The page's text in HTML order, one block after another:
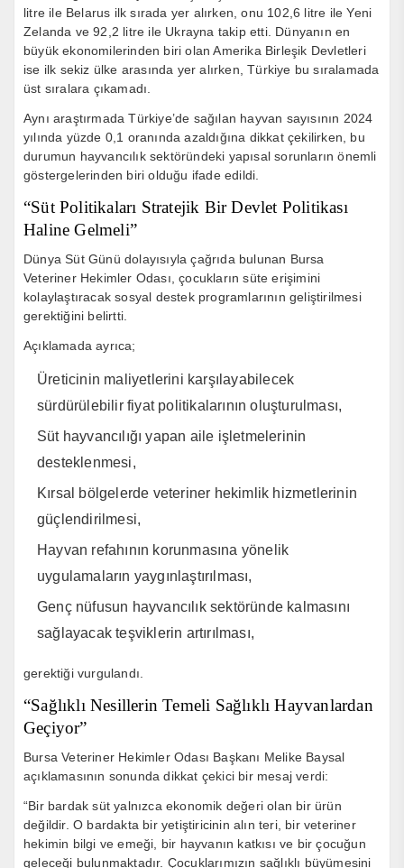
litre ile Belarus ilk sırada yer alırken, onu 102,6 litre ile Yeni
Zelanda ve 92,2 litre ile Ukrayna takip etti. Dünyanın en
büyük ekonomilerinden biri olan Amerika Birleşik Devletleri
ise ilk sekiz ülke arasında yer alırken, Türkiye bu sıralamada
üst sıralara çıkamadı.
Aynı araştırmada Türkiye’de sağılan hayvan sayısının 2024
yılında yüzde 0,1 oranında azaldığına dikkat çekilirken, bu
durumun hayvancılık sektöründeki yapısal sorunların önemli
göstergelerinden biri olduğu ifade edildi.
“Süt Politikaları Stratejik Bir Devlet Politikası
Haline Gelmeli”
Dünya Süt Günü dolayısıyla çağrıda bulunan Bursa
Veteriner Hekimler Odası, çocukların süte erişimini
kolaylaştıracak sosyal destek programlarının geliştirilmesi
gerektiğini belirtti.
Açıklamada ayrıca;
Üreticinin maliyetlerini karşılayabilecek
sürdürülebilir fiyat politikalarının oluşturulması,
Süt hayvancılığı yapan aile işletmelerinin
desteklenmesi,
Kırsal bölgelerde veteriner hekimlik hizmetlerinin
güçlendirilmesi,
Hayvan refahının korunmasına yönelik
uygulamaların yaygınlaştırılması,
Genç nüfusun hayvancılık sektöründe kalmasını
sağlayacak teşviklerin artırılması,
gerektiği vurgulandı.
“Sağlıklı Nesillerin Temeli Sağlıklı Hayvanlardan
Geçiyor”
Bursa Veteriner Hekimler Odası Başkanı Melike Baysal
açıklamasının sonunda dikkat çekici bir mesaj verdi:
“Bir bardak süt yalnızca ekonomik değeri olan bir ürün
değildir. O bardakta bir yetiştiricinin alın teri, bir veteriner
hekimin bilgi ve emeği, bir hayvanın katkısı ve bir çocuğun
geleceği bulunmaktadır. Çocuklarımızın sağlıklı büyümesini